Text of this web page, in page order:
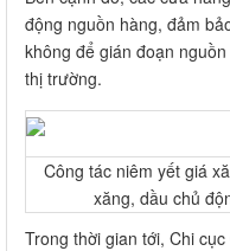
động nguồn hàng, đảm
không để gián đoạn
thị trường.
Công tác niêm yết giá
xăng, dầu chủ
Trong thời gian tới, Chi